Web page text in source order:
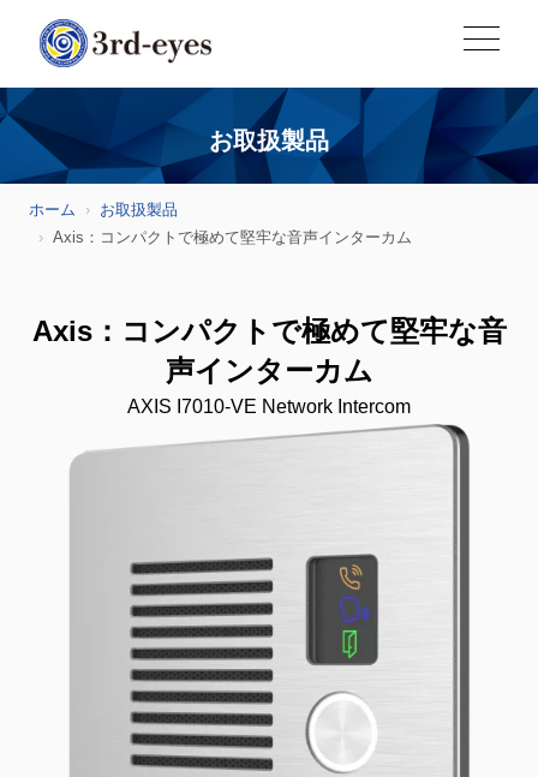
お取扱製品
ホーム
お取扱製品
Axis：コンパクトで極めて堅牢な音声インターカム
Axis：コンパクトで極めて堅牢な音
声インターカム
AXIS I7010-VE Network Intercom